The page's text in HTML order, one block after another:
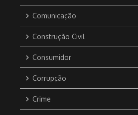
Comunicação
Construção Civil
Consumidor
Corrupção
Crime